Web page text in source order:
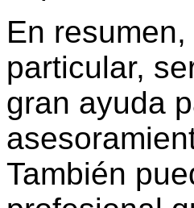
En
particular,
gran ayuda
También